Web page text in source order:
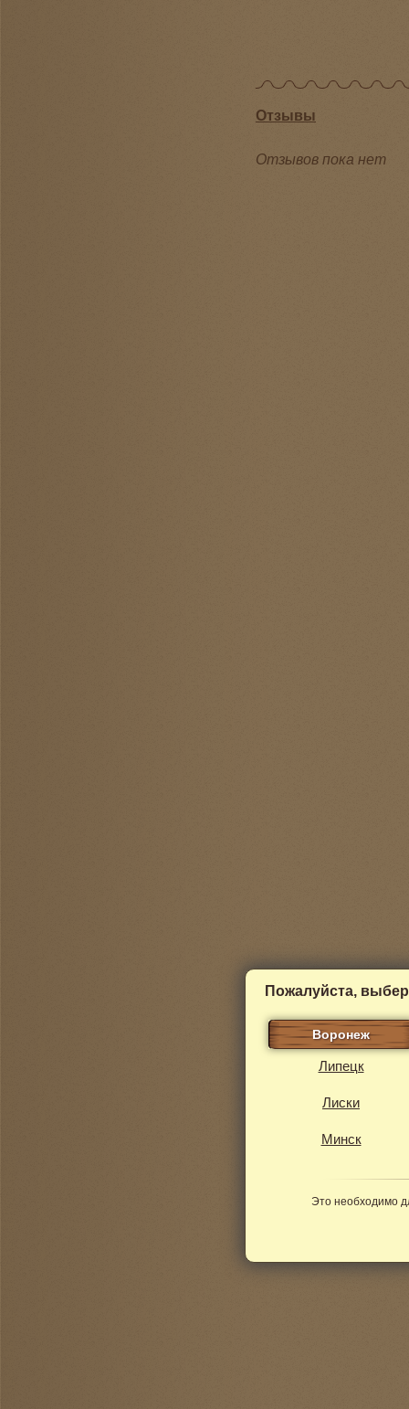
Пожалуйста,
Воронеж
Липецк
Лиски
Минск
Это необходимо
Отзывы
Отзывов пока нет